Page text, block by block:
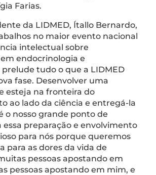
Farias.
da LIDMED, Ítallo Bernardo,
no maior evento nacional
intelectual sobre
endocrinologia e
tudo o que a LIDMED
fase. Desenvolver uma
esteja na fronteira do
ao lado da ciência e entregá-la
o nosso grande ponto de
essa preparação e envolvimento
para nós porque queremos
para as dores da vida de
pessoas apostando em
pessoas apostando em mim, e